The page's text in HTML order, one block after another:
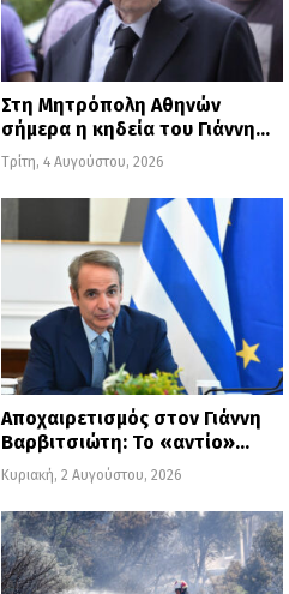
Στη Μητρόπολη Αθηνών
σήμερα η κηδεία του Γιάννη…
Τρίτη, 4 Αυγούστου, 2026
Αποχαιρετισμός στον Γιάννη
Βαρβιτσιώτη: Το «αντίο»…
Κυριακή, 2 Αυγούστου, 2026